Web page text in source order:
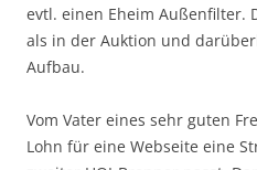
evtl. einen Eheim Außenfilter.
als in der Auktion und
Aufbau.
Vom Vater eines sehr guten
Lohn für eine Webseite eine